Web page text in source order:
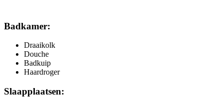
Badkamer:
Draaikolk
Douche
Badkuip
Haardroger
Slaapplaatsen: